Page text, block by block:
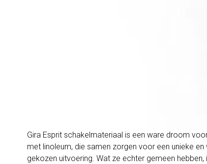
Gira Esprit schakelmateriaal is een ware droom
met linoleum, die samen zorgen voor een unieke
gekozen uitvoering. Wat ze echter gemeen